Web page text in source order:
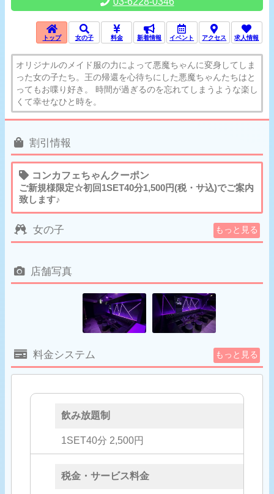
トップ 女の子 料金 新着情報 イベント アクセス 求人情報
オリジナルのメイド服の力によって悪魔ちゃんに変身してしま
った女の子たち。王の帰還を心待ちにした悪魔ちゃんたちはと
ってもお喋り好き。 時間が過ぎるのを忘れてしまうような楽し
くて幸せなひと時を。
割引情報
コンカフェちゃんクーポン
ご新規様限定☆初回1SET40分1,500円(税・サ込)でご案内
致します♪
女の子 もっと見る
店舗写真
料金システム もっと見る
飲み放題制
1SET40分 2,500円
税金・サービス料金